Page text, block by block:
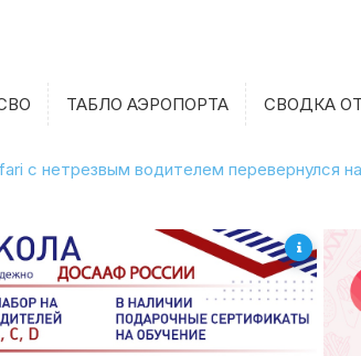
ТАБЛО АЭРОПОРТА СВОДКА
с нетрезвым водителем перевернулся